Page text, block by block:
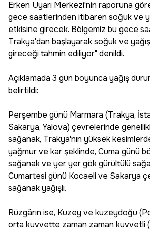
Erken Uyarı Merkezi'nin raporuna
gece saatlerinden itibaren soğuk ve
etkisine girecek. Bölgemiz bu gece
Trakya'dan başlayarak soğuk ve
gireceği tahmin ediliyor" denildi.
Açıklamada 3 gün boyunca yağış
belirtildi:
Perşembe günü Marmara (Trakya,
Sakarya, Yalova) çevrelerinde
sağanak, Trakya'nın yüksek
yağmur ve kar şeklinde, Cuma günü
sağanak ve yer yer gök gürültülü
Cumartesi günü Kocaeli ve Sakarya
sağanak yağışlı.
Rüzgârın ise, Kuzey ve kuzeydoğu
orta kuvvette zaman zaman kuvvetli